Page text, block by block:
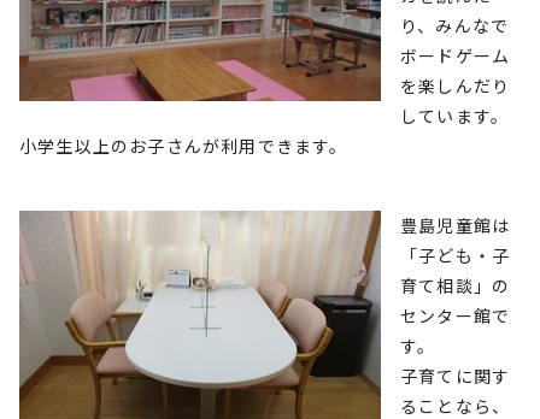
り、みんなで
ボードゲーム
を楽しんだり
しています。
小学生以上のお子さんが利用できます。
豊島児童館は
「子ども・子
育て相談」の
センター館で
す。
子育てに関す
ることなら、